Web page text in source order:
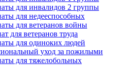
для инвалидов 2 группы
для недееспособных
для ветеранов войны
для ветеранов труда
для одиноких людей
уход за пожилыми
для тяжелобольных